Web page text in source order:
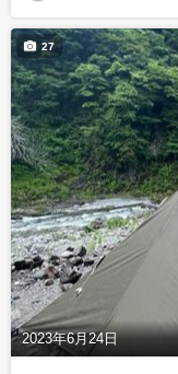
2023年6月24日
27